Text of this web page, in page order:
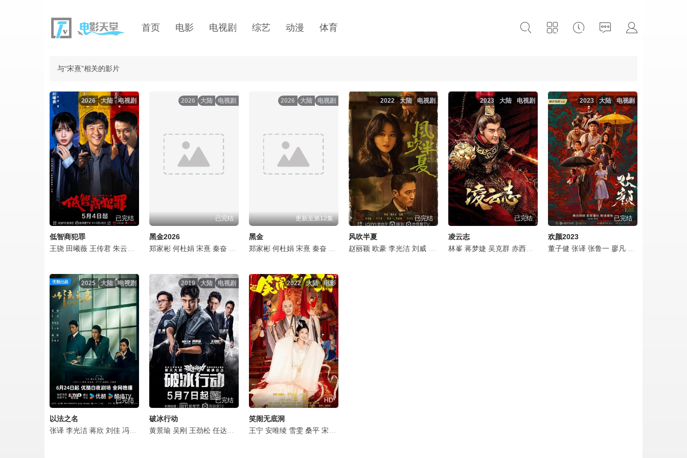
首页 电影 电视剧 综艺 动漫 体育
与“宋熹”相关的影片
电视剧
大陆
2026
已完结
低智商犯罪
王骁 田曦薇 王传君 朱云峰 张瑞涵 姜冠南 马旭东 宋郁河 董宝石 雷佳音 扈耀之 张哲华 詹鑫 谭希和 任程伟 白志迪 赵达 闫佩伦 黄晓娟 王沛禄 徐冬冬 姚橹 周大勇 栾元晖 刘巴特尔 宗俊涛
电视剧
大陆
2026
已完结
黑金2026
郑家彬 何杜娟 宋熹 秦奋
电视剧
大陆
2026
更新至第12集
黑金
郑家彬 何杜娟 宋熹 秦奋
电视剧
大陆
2022
已完结
风吹半夏
赵丽颖 欧豪 李光洁 刘威 任重 冯嘉怡 王劲松 刘威葳 黄澄澄 是安 宋熹 王西 黄义威
电视剧
大陆
2023
已完结
凌云志
林峯 蒋梦婕 吴克群 赤西仁 程砚秋 王姿允 岳跃利 蒋依依
电视剧
大陆
2023
已完结
欢颜2023
董子健 张译 张鲁一 廖凡
电视剧
大陆
2025
已完结
以法之名
张译 李光洁 蒋欣 刘佳 冯嘉怡 丁勇岱 杨烁 施京明 王劲松 任重 郝平 白冰 董晴 徐梵溪
电视剧
大陆
2019
已完结
破冰行动
黄景瑜 吴刚 王劲松 任达华 李墨之 张晞临 马渝捷 赖艺 唐旭
电影
大陆
2022
HD
笑闹无底洞
王宁 安唯绫 雪雯 桑平 宋熹